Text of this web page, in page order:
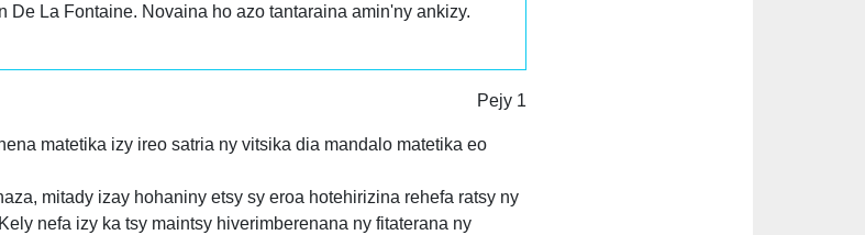
La Fontaine. Novaina ho azo tantaraina amin'ny ankizy.
Pejy 1
matetika izy ireo satria ny vitsika dia mandalo matetika eo
mitady izay hohaniny etsy sy eroa hotehirizina rehefa ratsy ny
nefa izy ka tsy maintsy hiverimberenana ny fitaterana ny